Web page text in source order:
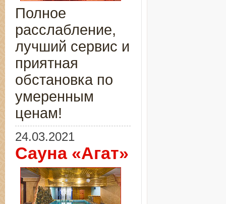
Полное
расслабление,
лучший сервис и
приятная
обстановка по
умеренным
ценам!
24.03.2021
Сауна «Агат»